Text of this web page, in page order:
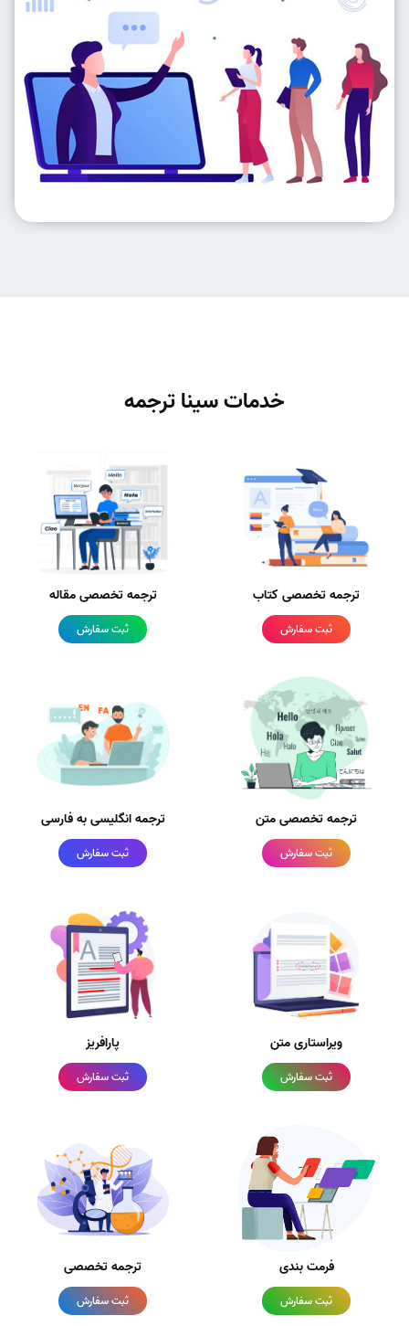
خدمات سینا ترجمه
ترجمه تخصصی کتاب
ثبت سفارش
ترجمه تخصصی مقاله
ثبت سفارش
ترجمه تخصصی متن
ثبت سفارش
ترجمه انگلیسی به فارسی
ثبت سفارش
ویراستاری متن
ثبت سفارش
پارافریز
ثبت سفارش
فرمت بندی
ثبت سفارش
ترجمه تخصصی
ثبت سفارش